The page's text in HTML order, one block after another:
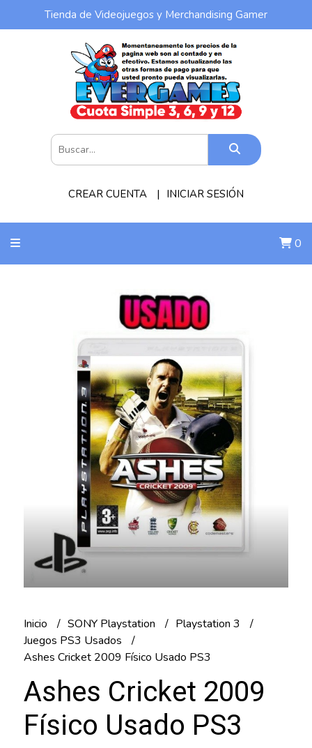
Tienda de Videojuegos y Merchandising Gamer
CREAR CUENTA INICIAR SESIÓN
0
Inicio SONY Playstation
Playstation 3
Juegos PS3 Usados
Ashes Cricket 2009 Físico Usado PS3
Ashes Cricket 2009
Físico Usado PS3